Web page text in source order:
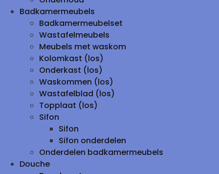
Badkamermeubels
Badkamermeubelset
Wastafelmeubels
Meubels met waskom
Kolomkast (los)
Onderkast (los)
Waskommen (los)
Wastafelblad (los)
Topplaat (los)
Sifon
Sifon
Sifon onderdelen
Onderdelen badkamermeubels
Douche